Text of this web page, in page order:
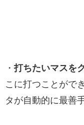
・打ちたいマスを
こに打つことがで
タが自動的に最善